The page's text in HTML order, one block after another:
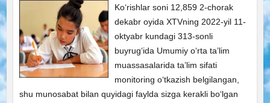
Ko‘rishlar soni 12,859 2-chorak
dekabr oyida XTVning 2022-yil 11-
oktyabr kundagi 313-sonli
buyrugʻida Umumiy oʻrta ta’lim
muassasalarida ta’lim sifati
monitoring oʻtkazish belgilangan,
shu munosabat bilan quyidagi faylda sizga kerakli boʻlgan